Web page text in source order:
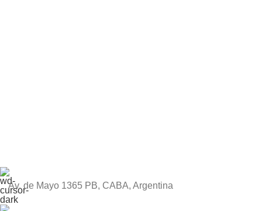
Av. de Mayo 1365 PB, CABA, Argentina